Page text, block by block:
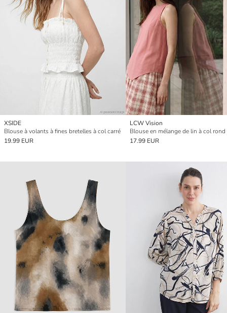
XSIDE
Blouse à volants à fines bretelles à col carré
19.99 EUR
LCW Vision
Blouse en mélange de lin à col rond
17.99 EUR